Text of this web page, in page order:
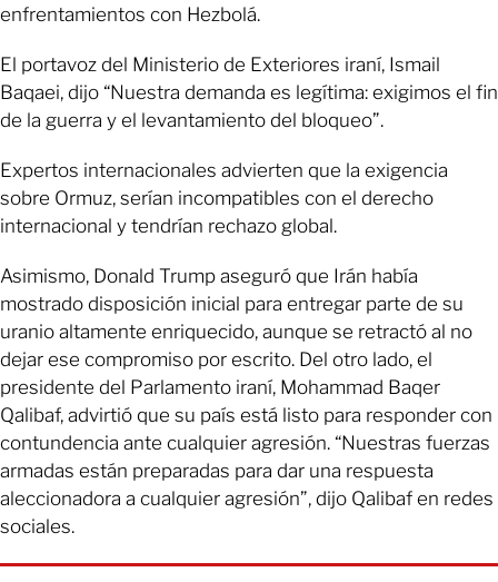
enfrentamientos con Hezbolá.
El portavoz del Ministerio de Exteriores iraní, Ismail
Baqaei, dijo “Nuestra demanda es legítima: exigimos el fin
de la guerra y el levantamiento del bloqueo”.
Expertos internacionales advierten que la exigencia
sobre Ormuz, serían incompatibles con el derecho
internacional y tendrían rechazo global.
Asimismo, Donald Trump aseguró que Irán había
mostrado disposición inicial para entregar parte de su
uranio altamente enriquecido, aunque se retractó al no
dejar ese compromiso por escrito. Del otro lado, el
presidente del Parlamento iraní, Mohammad Baqer
Qalibaf, advirtió que su país está listo para responder con
contundencia ante cualquier agresión. “Nuestras fuerzas
armadas están preparadas para dar una respuesta
aleccionadora a cualquier agresión”, dijo Qalibaf en redes
sociales.